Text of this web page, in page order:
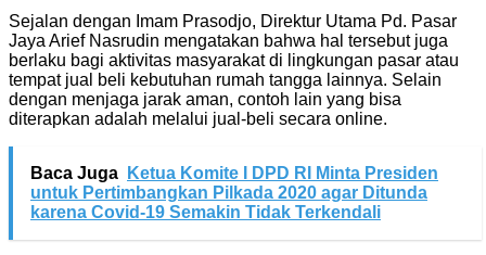
Sejalan dengan Imam Prasodjo, Direktur Utama Pd. Pasar
Jaya Arief Nasrudin mengatakan bahwa hal tersebut juga
berlaku bagi aktivitas masyarakat di lingkungan pasar atau
tempat jual beli kebutuhan rumah tangga lainnya. Selain
dengan menjaga jarak aman, contoh lain yang bisa
diterapkan adalah melalui jual-beli secara online.
Baca Juga
Ketua Komite I DPD RI Minta Presiden
untuk Pertimbangkan Pilkada 2020 agar Ditunda
karena Covid-19 Semakin Tidak Terkendali